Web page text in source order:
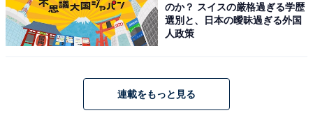
のか？ スイスの厳格過ぎる学歴
選別と、日本の曖昧過ぎる外国
人政策
連載をもっと見る